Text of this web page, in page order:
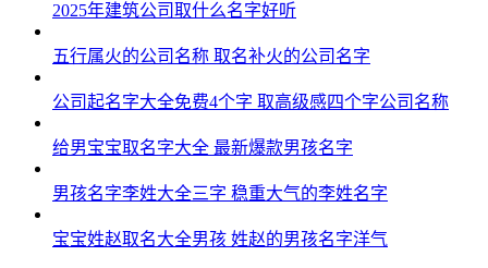
2025年建筑公司取什么名字好听
五行属火的公司名称 取名补火的公司名字
公司起名字大全免费4个字 取高级感四个字公司名称
给男宝宝取名字大全 最新爆款男孩名字
男孩名字李姓大全三字 稳重大气的李姓名字
宝宝姓赵取名大全男孩 姓赵的男孩名字洋气